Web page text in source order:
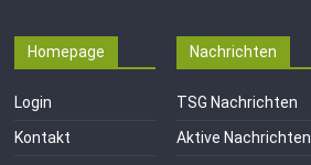
Homepage
Login
Kontakt
Nachrichten
TSG Nachrichten
Aktive Nachrichten